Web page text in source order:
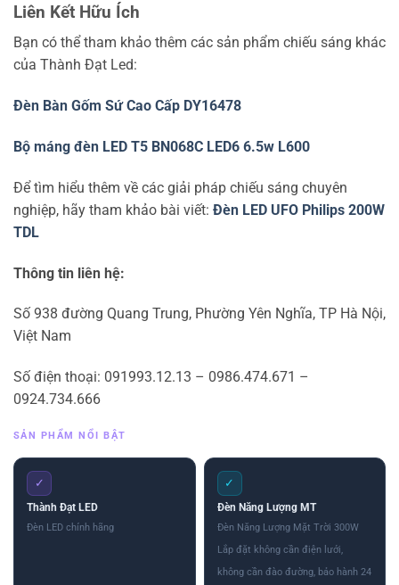
Liên Kết Hữu Ích
Bạn có thể tham khảo thêm các sản phẩm chiếu sáng khác
của Thành Đạt Led:
Đèn Bàn Gốm Sứ Cao Cấp DY16478
Bộ máng đèn LED T5 BN068C LED6 6.5w L600
Để tìm hiểu thêm về các giải pháp chiếu sáng chuyên
nghiệp, hãy tham khảo bài viết: Đèn LED UFO Philips 200W
TDL
Thông tin liên hệ:
Số 938 đường Quang Trung, Phường Yên Nghĩa, TP Hà Nội,
Việt Nam
Số điện thoại: 091993.12.13 – 0986.474.671 –
0924.734.666
SẢN PHẨM NỔI BẬT
✓
Thành Đạt LED
Đèn LED chính hãng
✓
Đèn Năng Lượng MT
Đèn Năng Lượng Mặt Trời 300W
Lắp đặt không cần điện lưới,
không cần đào đường, bảo hành 24